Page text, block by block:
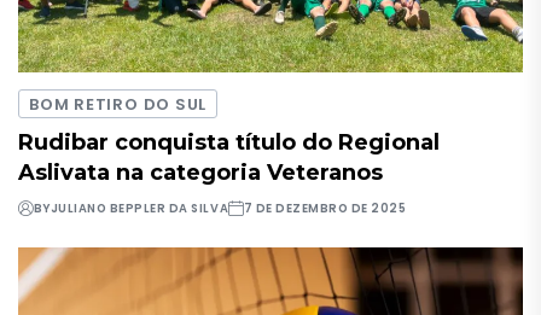
BOM RETIRO DO SUL
Rudibar conquista título do Regional
Aslivata na categoria Veteranos
BYJULIANO BEPPLER DA SILVA 7 DE DEZEMBRO DE 2025